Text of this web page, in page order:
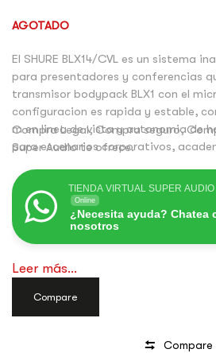
AGOTADO
El SHURE BLX14/CVL es un sistema
para presentadores y conferencias
transmisor bodypack BLX1 con el
configuracion es rapida y estable,
m en linea de vista y autonomia de
para escenarios corporativos,
Compra Legal, Compra seguro,
Super Audio te ofrece.
TIENDA VIRTUAL SUPER AUDIO
Online
¿Necesita ayuda? Chatea
nosotros
Leer más...
Compare
Compare